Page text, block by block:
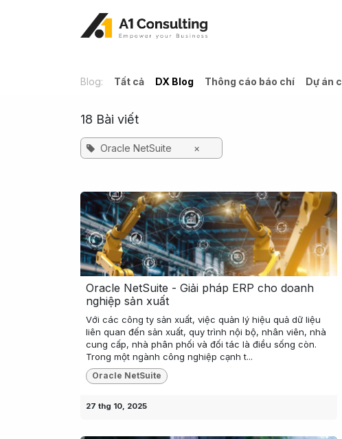
Blog: Tất cả DX Blog Thông cáo báo chí Dự án
18 Bài viết
Oracle NetSuite ×
Oracle NetSuite - Giải pháp ERP cho doanh
nghiệp sản xuất
Với các công ty sản xuất, việc quản lý hiệu quả dữ liệu
liên quan đến sản xuất, quy trình nội bộ, nhân viên, nhà
cung cấp, nhà phân phối và đối tác là điều sống còn.
Trong một ngành công nghiệp cạnh t...
Oracle NetSuite
27 thg 10, 2025